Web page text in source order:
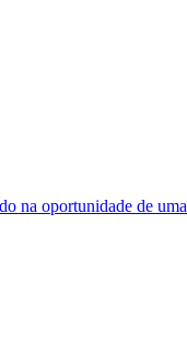
na oportunidade de uma